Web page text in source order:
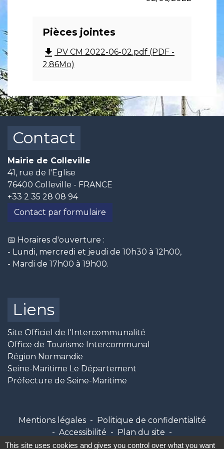
Pièces jointes
file_download PV CM 2022-06-02.pdf (PDF -
2.86Mo)
Contact
Mairie de Colleville
41, rue de l'Eglise
76400 Colleville - FRANCE
+33 2 35 28 08 94
Contact par formulaire
📅 Horaires d'ouverture :
- Lundi, mercredi et jeudi de 10h30 à 12h00,
- Mardi de 17h00 à 19h00.
Liens
Site Officiel de l'Intercommunalité
Office de Tourisme Intercommunal
Région Normandie
Seine-Maritime Le Département
Préfecture de Seine-Maritime
Mentions légales - Politique de confidentialité
- Accessibilité - Plan du site -
Gestion des cookies
This site uses cookies and gives you control over what you want